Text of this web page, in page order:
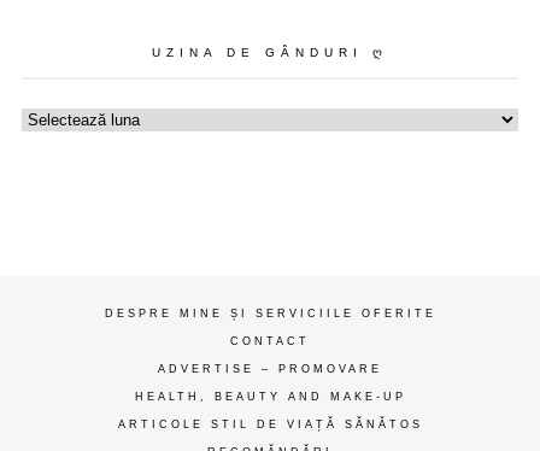
UZINA DE GÂNDURI Ღ
Uzina
DESPRE MINE ȘI SERVICIILE OFERITE
CONTACT
ADVERTISE – PROMOVARE
HEALTH, BEAUTY AND MAKE-UP
ARTICOLE STIL DE VIAȚĂ SĂNĂTOS